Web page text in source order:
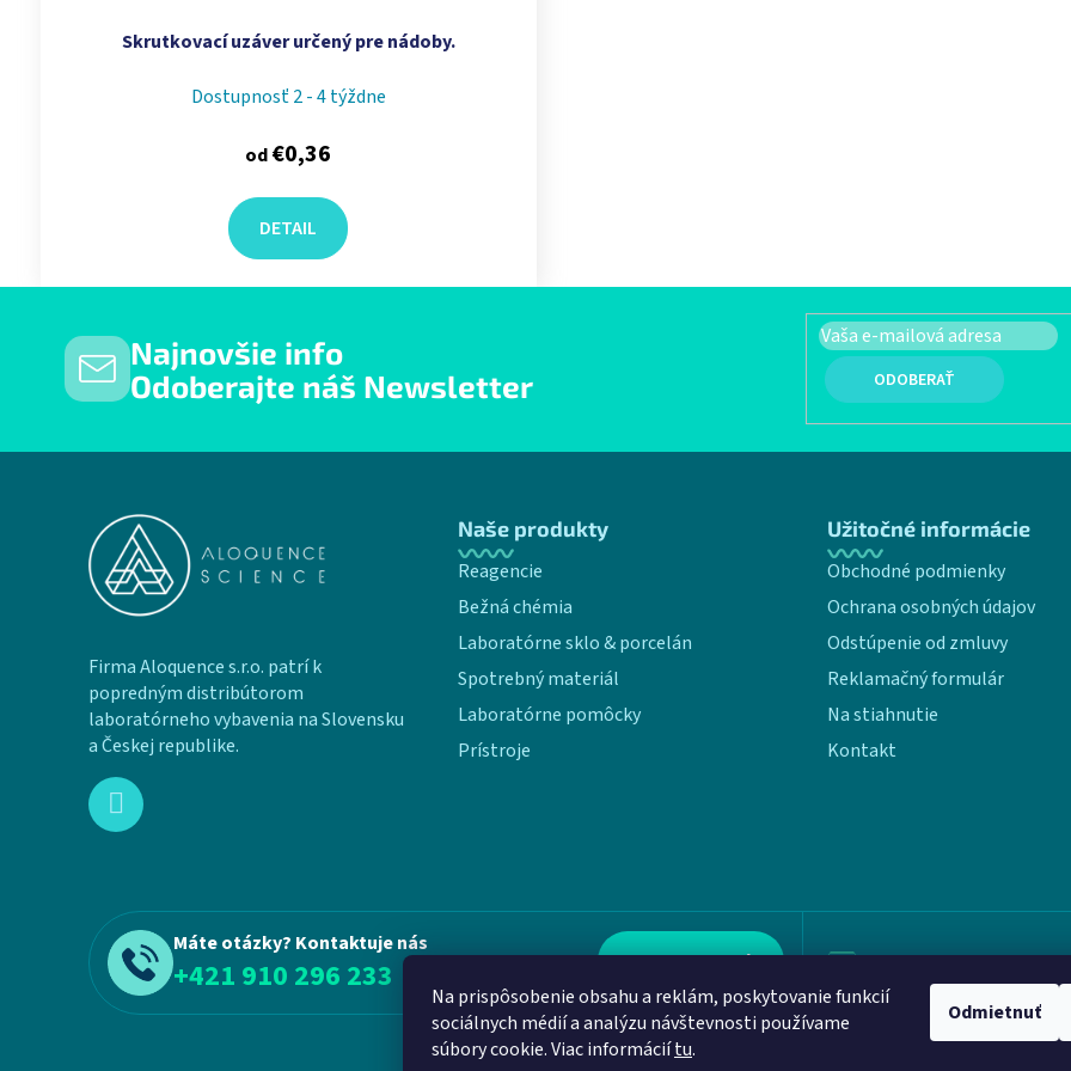
Na prispôsobenie obsahu a reklám, poskytovanie funkcií
sociálnych médií a analýzu návštevnosti používame
súbory cookie. Viac informáciítu.
Odmietnuť
Skrutkovací uzáver určený pre nádoby.
Dostupnosť 2 - 4 týždne
od€0,36
DETAIL
Najnovšie info
Odoberajte náš Newsletter
PRIHLÁSIŤ SA
Firma Aloquence s.r.o. patrí k
popredným distribútorom
laboratórneho vybavenia na Slovensku
a Českej republike.
Naše produkty
Reagencie
Bežná chémia
Laboratórne sklo & porcelán
Spotrebný materiál
Laboratórne pomôcky
Prístroje
Užitočné informácie
Obchodné podmienky
Ochrana osobných údajov
Odstúpenie od zmluvy
Reklamačný formulár
Na stiahnutie
Kontakt
Máte otázky? Kontaktuje nás
+421 910 296 233 Kontaktujte nás info@aloquence.com